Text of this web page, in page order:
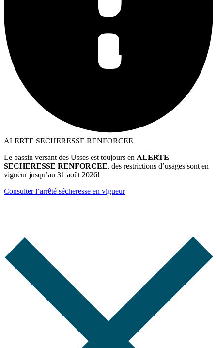
ALERTE SECHERESSE RENFORCEE
Le bassin versant des Usses est toujours en ALERTE
SECHERESSE RENFORCEE, des restrictions d’usages sont en
vigueur jusqu’au 31 août 2026!
Consulter l’arrêté sécheresse en vigueur